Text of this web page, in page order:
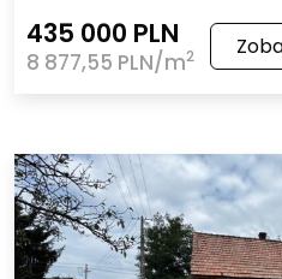
435 000 PLN
8 877,55 PLN/m2